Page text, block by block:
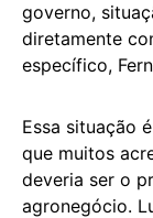
governo,
diretamente
específico,
Essa situação
que muitos
deveria ser o
agronegócio.